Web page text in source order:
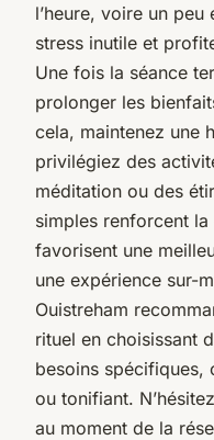
l’heure, voire un
stress inutile et
Une fois la séance
prolonger les
cela, maintenez une
privilégiez des
méditation ou des
simples renforcent
favorisent une
une expérience sur-
Ouistreham
rituel en choisissant
besoins spécifiques,
ou tonifiant.
au moment de la